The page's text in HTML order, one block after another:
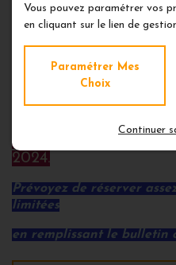
(pancha-karma).
Comme plusieurs
en cette fin d'année
complètes,
nous organisons une
2024.
Prévoyez de réserver
limitées
en remplissant le bulletin
Vous pouvez paramétrer vos
en cliquant sur le lien de
Paramétrer Mes
Choix
Continuer